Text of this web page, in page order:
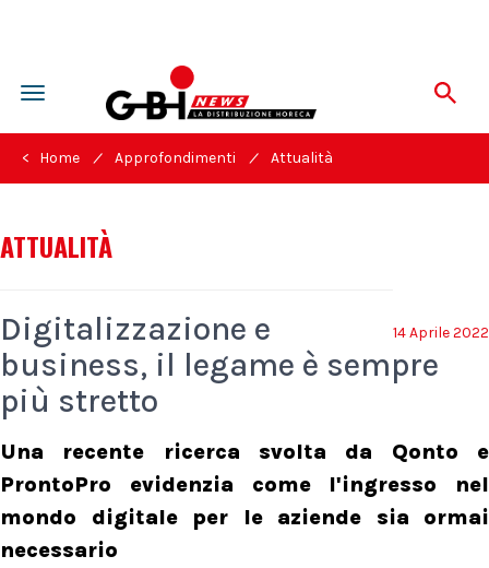
Toggle
navigation
< Home / Approfondimenti / Attualità
ATTUALITÀ
14 Aprile 2022
Digitalizzazione e
business, il legame è sempre
più stretto
Una recente ricerca svolta da Qonto e
ProntoPro evidenzia come l'ingresso nel
mondo digitale per le aziende sia ormai
necessario